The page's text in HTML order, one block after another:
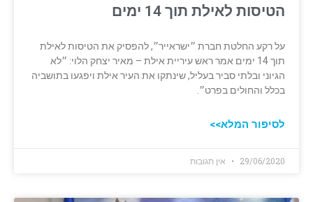
הטיסות לאילת תוך 14 ימים
על רקע החלטת חברת ״ישראייר״, להפסיק את הטיסות לאילת
תוך 14 ימים אמר ראש עיריית אילת – ‏מאיר יצחק הלוי: ״לא
הגיוני ובלתי סביר בעליל, שינתקו את העיר אילת ויפגעו בתושביה
בכלל והחולים ‏בפרט״.
לסיפור המלא>>
29/06/2020 אין תגובות